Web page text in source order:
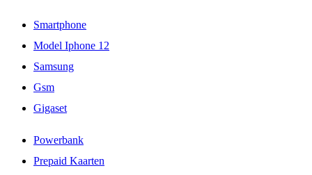
Smartphone
Model Iphone 12
Samsung
Gsm
Gigaset
Powerbank
Prepaid Kaarten